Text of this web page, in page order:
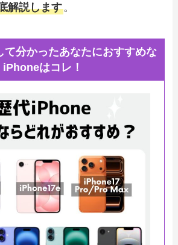
解説します。
て分かったあなたにおすすめな
iPhoneはコレ！